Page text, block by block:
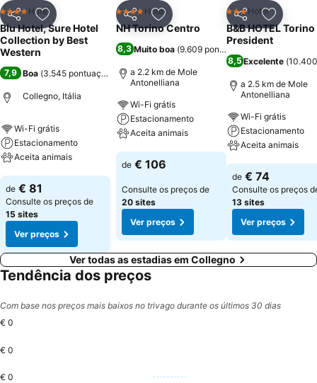
hidromassagem e espelho, mesa de escritório, cofre, ar
condicionado, estão aptos a receber pessoas que necessitam de
cadeira de rodas e bebés com berços caso necessite.
PartilharAdicionar aos favoritos
4 EstrelasHotel
Blu Hotel, Sure Hotel
Collection by Best
Western
7,9 Boa (3.545 pontuações
Collegno, Itália
Wi-Fi grátis
Estacionamento
Aceita animais
Ver preços
de € 81
Consulte os preços de
15 sites
Ver preços
PartilharAdicionar aos favoritos
4 EstrelasHotel
NH Torino Centro
8,3Muito boa (9.609 pontuações
a 2.2 km de Mole
Antonelliana
Wi-Fi grátis
Estacionamento
Aceita animais
Ver preços
de € 106
Consulte os preços de
20 sites
Ver preços
Partilhar
3 Estrelas
Hotel
B&B HOTEL Torino
President
8,5Excelente (
a 2.5 km de Mole
Antonelliana
Wi-Fi grátis
Estacionamento
Aceita animais
Ver preços
de € 74
Consulte os preços
13 sites
Ver preços
Ver todas as estadias em Collegno
Tendência dos preços
Com base nos preços mais baixos no trivago durante os últimos 30 dias
€ 0
€ 0
€ 0